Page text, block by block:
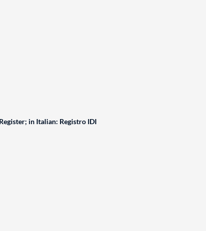
in Italian: Registro IDI